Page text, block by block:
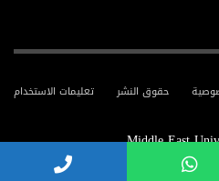
تعليمات الاستخدام حقوق النشر
Middle East